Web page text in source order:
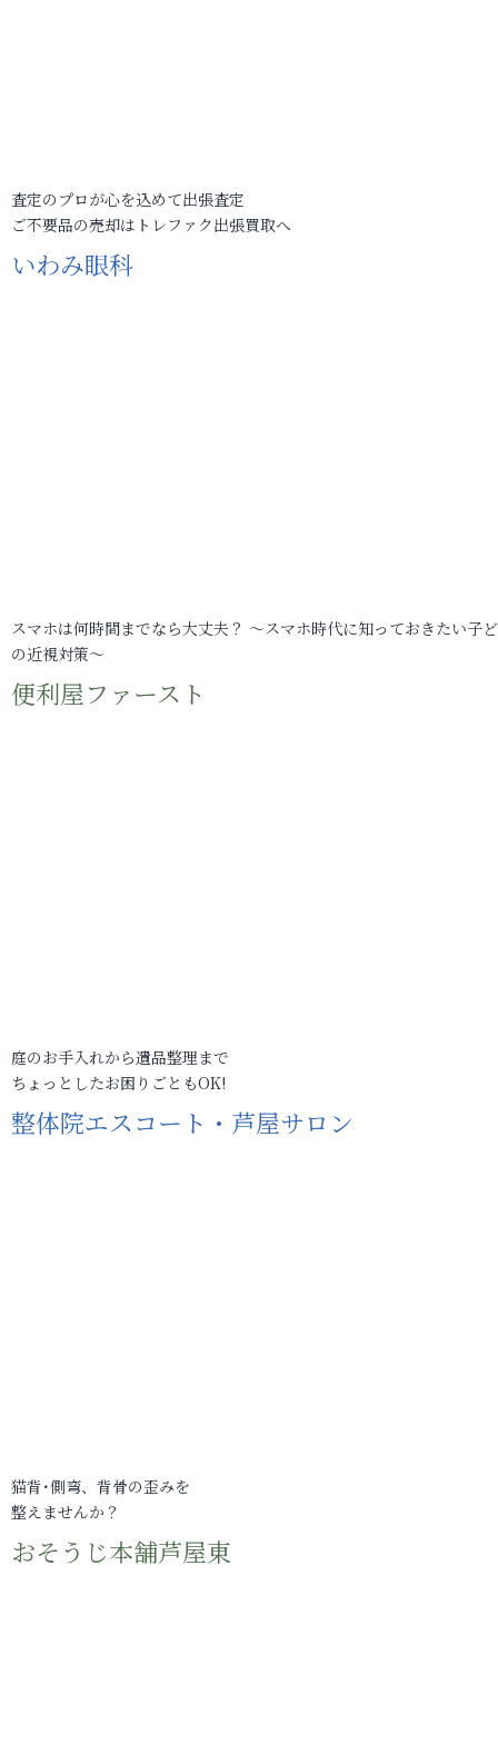
査定のプロが心を込めて出張査定
ご不要品の売却はトレファク出張買取へ
いわみ眼科
スマホは何時間までなら大丈夫？ ～スマホ時代に知っておきたい子
の近視対策～
便利屋ファースト
庭のお手入れから遺品整理まで
ちょっとしたお困りごともOK!
整体院エスコート・芦屋サロン
猫背･側弯、背骨の歪みを
整えませんか？
おそうじ本舗芦屋東